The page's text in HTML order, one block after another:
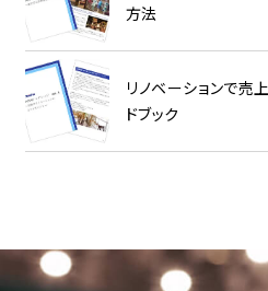
方法
リノベーションで売
ドブック